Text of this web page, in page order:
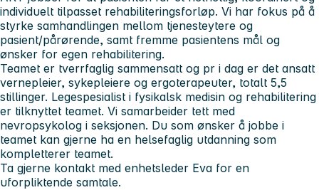
individuelt tilpasset rehabiliteringsforløp. Vi har fokus på å
styrke samhandlingen mellom tjenesteytere og
pasient/pårørende, samt fremme pasientens mål og
ønsker for egen rehabilitering.
Teamet er tverrfaglig sammensatt og pr i dag er det ansatt
vernepleier, sykepleiere og ergoterapeuter, totalt 5,5
stillinger. Legespesialist i fysikalsk medisin og rehabilitering
er tilknyttet teamet. Vi samarbeider tett med
nevropsykolog i seksjonen. Du som ønsker å jobbe i
teamet kan gjerne ha en helsefaglig utdanning som
kompletterer teamet.
Ta gjerne kontakt med enhetsleder Eva for en
uforpliktende samtale.